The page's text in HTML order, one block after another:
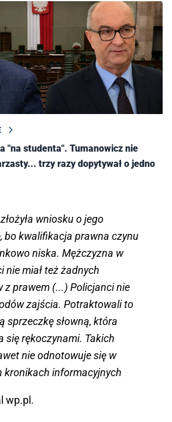
"na studenta". Tumanowicz nie
trzy razy dopytywał o jedno
wniosku o jego
bo kwalifikacja prawna czynu
niska. Mężczyzna w
nie miał też żadnych
z prawem (...) Policjanci nie
zajścia. Potraktowali to
sprzeczkę słowną, która
się rękoczynami. Takich
nie odnotowuje się w
kronikach informacyjnych
wp.pl.